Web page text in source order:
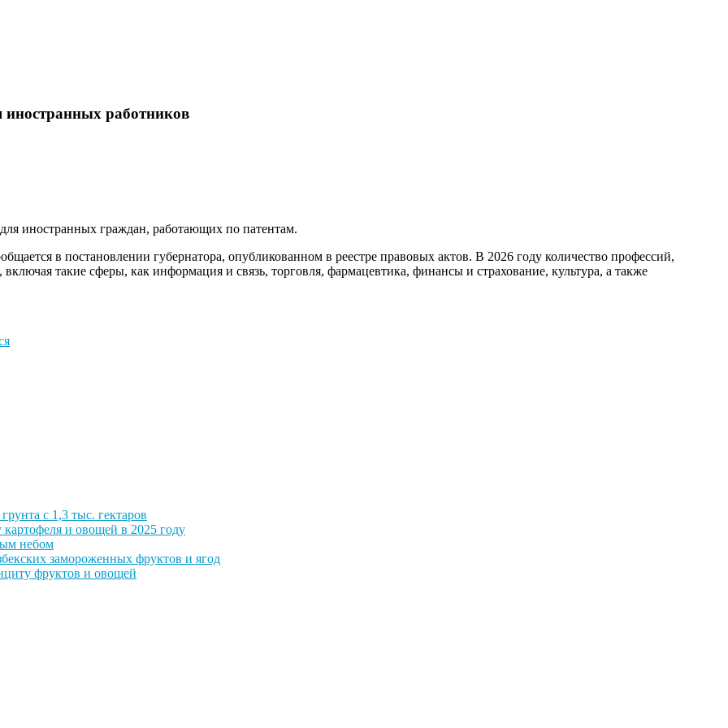
работников
иностранных граждан, работающих по патентам.
в постановлении губернатора, опубликованном в реестре правовых актов. В 2026 году количество профессий,
такие сферы, как информация и связь, торговля, фармацевтика, финансы и страхование, культура, а также
с 1,3 тыс. гектаров
и овощей в 2025 году
небом
замороженных фруктов и ягод
фруктов и овощей